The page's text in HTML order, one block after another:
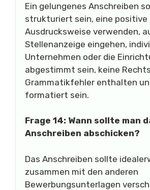
Ein gelungenes Anschreiben
strukturiert sein, eine positive
Ausdrucksweise verwenden,
Stellenanzeige eingehen,
Unternehmen oder die
abgestimmt sein, keine
Grammatikfehler enthalten
formatiert sein.
Frage 14: Wann sollte man
Anschreiben abschicken?
Das Anschreiben sollte
zusammen mit den anderen
Bewerbungsunterlagen